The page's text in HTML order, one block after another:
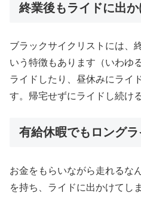
終業後もライドに出か
ブラックサイクリストには、
いう特徴もあります（いわゆ
ライドしたり、昼休みにライ
す。帰宅せずにライドし続け
有給休暇でもロング
お金をもらいながら走れるな
を持ち、ライドに出かけてし